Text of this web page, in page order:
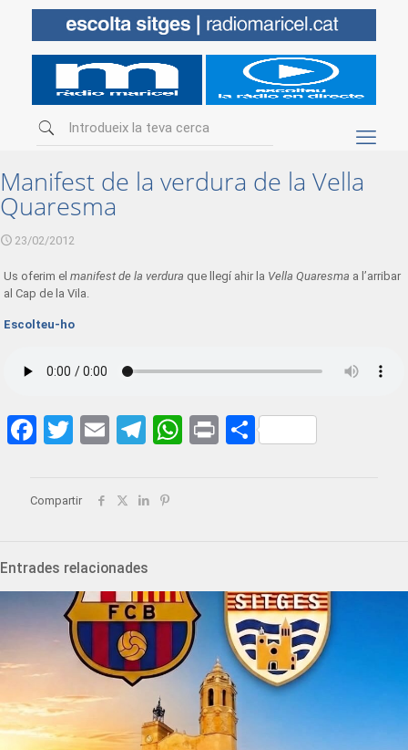
Manifest de la verdura de la Vella
Quaresma
23/02/2012
Us oferim elmanifest de la verdura que llegí ahir la Vella Quaresma a l’arribar
al Cap de la Vila.
Escolteu-ho
Facebook
Twitter
EmailTelegram
WhatsApp
PrintShare
Compartir
Entrades relacionades